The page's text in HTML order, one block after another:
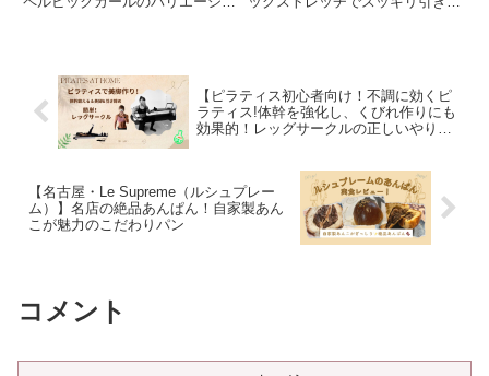
で、無理なく挑戦できます！
【ピラティス初心者向け！不調に効くピ
ラティス!体幹を強化し、くびれ作りにも
効果的！レッグサークルの正しいやり方
【名古屋・Le Supreme（ルシュプレー
ム）】名店の絶品あんぱん！自家製あん
こが魅力のこだわりパン
コメント